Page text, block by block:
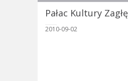
Pałac Kultury
2010-09-02